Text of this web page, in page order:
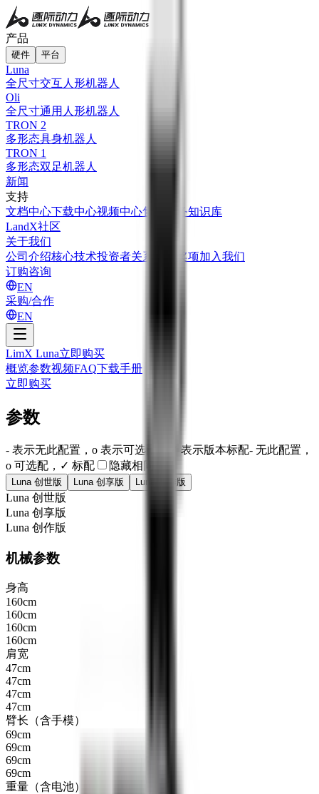
产品
硬件 平台
Luna
全尺寸交互人形机器人
Oli
全尺寸通用人形机器人
TRON 2
多形态具身机器人
TRON 1
多形态双足机器人
新闻
支持
文档中心下载中心视频中心售后服务知识库
LandX社区
关于我们
公司介绍核心技术投资者关系 荣誉奖项加入我们
订购咨询
EN
采购/合作
EN
LimX Luna立即购买
概览参数视频FAQ下载手册
立即购买
参数
- 表示无此配置，o 表示可选配，✓ 表示版本标配- 无此配置，
o 可选配，✓ 标配
隐藏相同项
Luna 创世版 Luna 创享版 Luna 创作版
Luna 创世版
Luna 创享版
Luna 创作版
机械参数
身高
160cm
160cm
160cm
160cm
肩宽
47cm
47cm
47cm
47cm
臂长（含手模）
69cm
69cm
69cm
69cm
重量（含电池）